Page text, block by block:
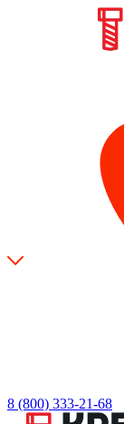
8 (800) 333-21-68